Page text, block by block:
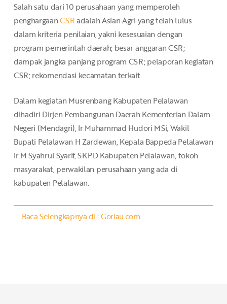
Salah satu dari 10 perusahaan yang memperoleh
penghargaanCSRadalah Asian Agri yang telah lulus
dalam kriteria penilaian, yakni kesesuaian dengan
program pemerintah daerah; besar anggaran CSR;
dampak jangka panjang program CSR; pelaporan kegiatan
CSR; rekomendasi kecamatan terkait.
Dalam kegiatan Musrenbang Kabupaten Pelalawan
dihadiri Dirjen Pembangunan Daerah Kementerian Dalam
Negeri (Mendagri), Ir Muhammad Hudori MSi, Wakil
Bupati Pelalawan H Zardewan, Kepala Bappeda Pelalawan
Ir M Syahrul Syarif, SKPD Kabupaten Pelalawan, tokoh
masyarakat, perwakilan perusahaan yang ada di
kabupaten Pelalawan.
Baca Selengkapnya di : Goriau.com